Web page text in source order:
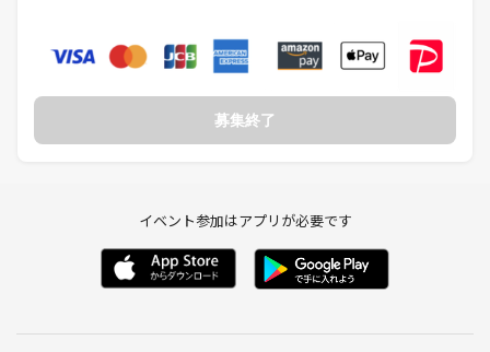
募集終了
イベント参加はアプリが必要です